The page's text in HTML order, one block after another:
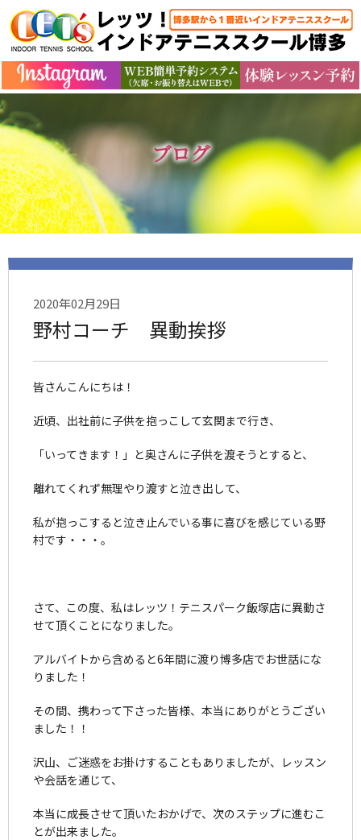
ブログ
2020年02月29日
野村コーチ 異動挨拶
皆さんこんにちは！
近頃、出社前に子供を抱っこして玄関まで行き、
「いってきます！」と奥さんに子供を渡そうとすると、
離れてくれず無理やり渡すと泣き出して、
私が抱っこすると泣き止んでいる事に喜びを感じている野
村です・・・。
さて、この度、私はレッツ！テニスパーク飯塚店に異動さ
せて頂くことになりました。
アルバイトから含めると6年間に渡り博多店でお世話にな
りました！
その間、携わって下さった皆様、本当にありがとうござい
ました！！
沢山、ご迷惑をお掛けすることもありましたが、レッスン
や会話を通じて、
本当に成長させて頂いたおかげで、次のステップに進むこ
とが出来ました。